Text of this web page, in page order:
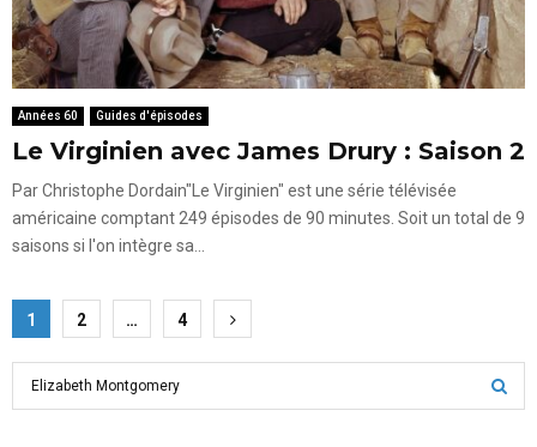
Années 60 Guides d'épisodes
Le Virginien avec James Drury : Saison 2
Par Christophe Dordain"Le Virginien" est une série télévisée
américaine comptant 249 épisodes de 90 minutes. Soit un total de 9
saisons si l'on intègre sa...
Pagination
des
publications
1 2 … 4